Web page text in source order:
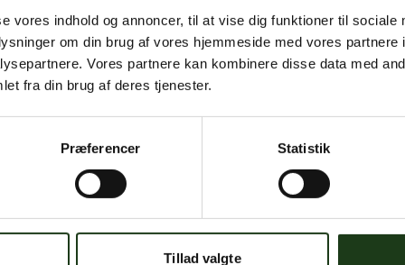
vores indhold og annoncer, til at vise dig funktioner til sociale
om din brug af vores hjemmeside med vores partnere
Vores partnere kan kombinere disse data med
fra din brug af deres tjenester.
Præferencer Statistik
Tillad valgte
Gå til forsiden Gå tilbage
Har du brug for hjælp?
Du er velkommen til at kontakte os, hvis du har spørgsmål